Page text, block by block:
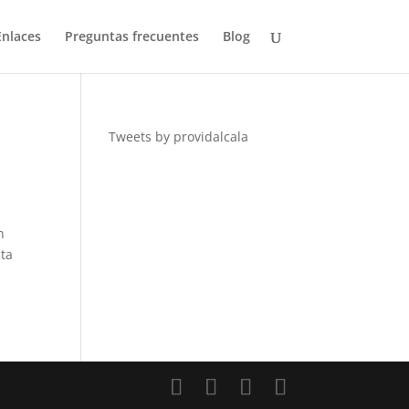
Preguntas frecuentes Blog
Tweets by providalcala